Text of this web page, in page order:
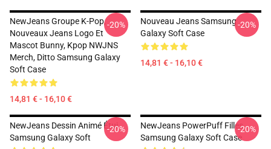
NewJeans Groupe K-Pop,
Nouveaux Jeans Logo Et
Mascot Bunny, Kpop NWJNS
Merch, Ditto Samsung Galaxy
Soft Case
14,81 € - 16,10 €
-20%
Nouveau Jeans Samsung
Galaxy Soft Case
14,81 € - 16,10 €
-20%
NewJeans Dessin Animé Étui
Samsung Galaxy Soft
-20%
NewJeans PowerPuff Filles
Samsung Galaxy Soft Case
-20%